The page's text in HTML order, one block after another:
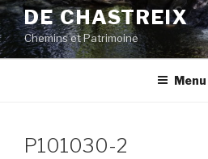
DE CHASTREIX
Chemins et Patrimoine
Menu
P101030-2